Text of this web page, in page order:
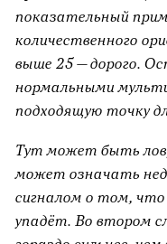
показательный
количественного
выше 25 — дорого.
нормальными
подходящую точку
Тут может быть
может означать
сигналом о том, что
упадёт. Во втором